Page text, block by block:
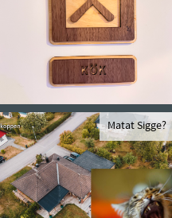
Matat Sigge?